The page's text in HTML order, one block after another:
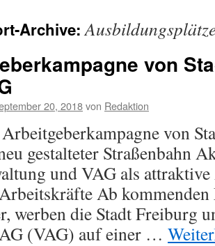
Archive:
von
20, 2018von Redaktion
von
gestalteter Straßenbahn
und VAG als
Ab kommenden
werben die Stadt Freiburg
(VAG) auf einer …